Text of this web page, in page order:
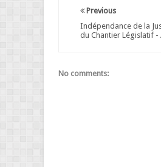
Previous
Indépendance de la
du Chantier Législatif -
No comments: